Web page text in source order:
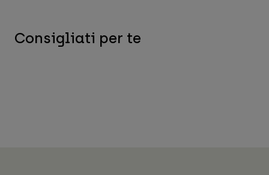
Consigliati per te